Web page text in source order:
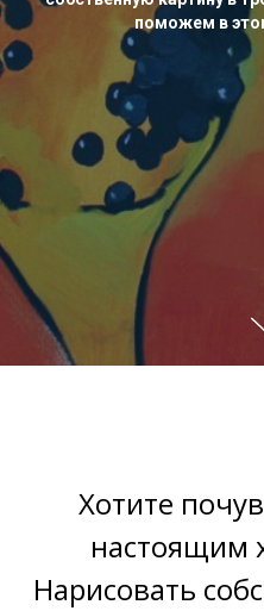
поможем в
Хотите
настоящим
Нарисовать